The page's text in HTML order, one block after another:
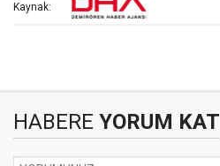
Kaynak:
HABERE YORUM KAT